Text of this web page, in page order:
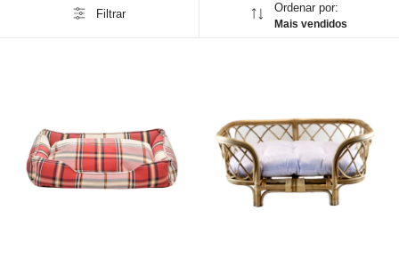
Filtrar Ordenar por:
Mais vendidos